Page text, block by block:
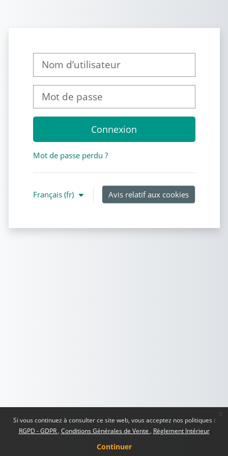
Si vous continuez à consulter ce site web, vous acceptez nos politiques :
RGPD - GDPR Conditions Générales de Vente Règlement Intérieur
Continuer
x
Connexion
Mot de passe perdu ?
Français ‎(fr)‎ Avis relatif aux cookies